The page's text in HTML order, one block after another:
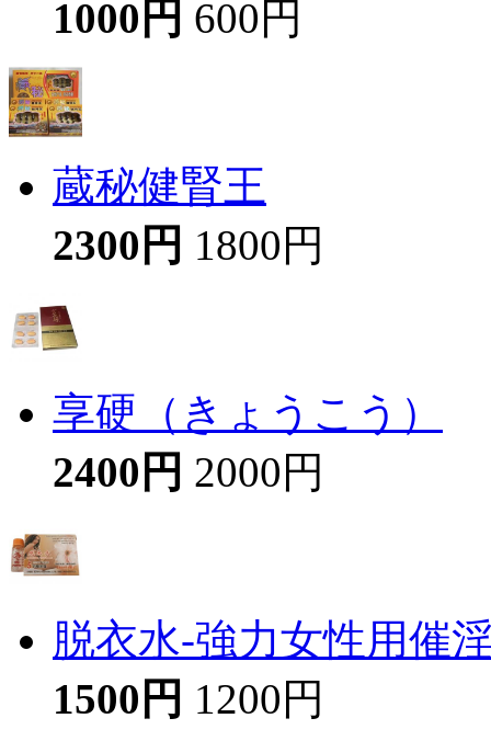
1000円 600円
蔵秘健腎王
2300円 1800円
享硬（きょうこう）
2400円 2000円
脱衣水-強力女性用催
1500円 1200円